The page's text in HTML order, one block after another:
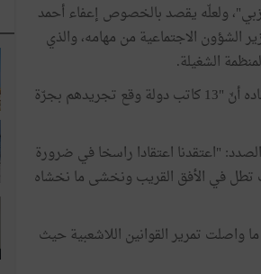
ولعلّه يقصد بالخصوص إعفاء أحمد
الشؤون الاجتماعية من مهامه، والذي
الشغيلة.
كما عبّر عن اعتقاده أنّ "13 كاتب دولة وقع تجريدهم بجرّة
"اعتقدنا اعتقادا راسخا في ضرورة
تطل في الأفق القريب ونخشى ما نخشاه
واصلت تمرير القوانين اللاشعبية حيث